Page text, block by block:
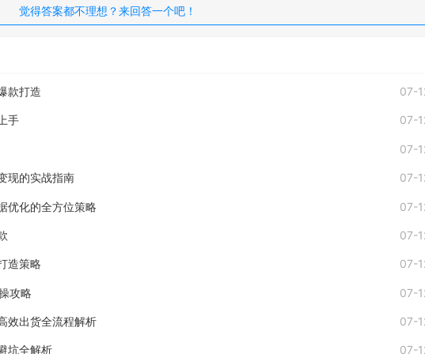
觉得答案都不理想？来回答一个吧！
07-
款打造
07-
手
07-
07-
现的实战指南
07-
优化的全方位策略
07-
07-
造策略
07-
攻略
07-
效出货全流程解析
07-
坑全解析